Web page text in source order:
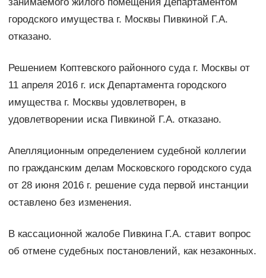
городского имущества г. Москвы Пивкиной Г.А.
отказано.
Решением Коптевского районного суда г. Москвы от
11 апреля 2016 г. иск Департамента городского
имущества г. Москвы удовлетворен, в
удовлетворении иска Пивкиной Г.А. отказано.
Апелляционным определением судебной коллегии
по гражданским делам Московского городского суда
от 28 июня 2016 г. решение суда первой инстанции
оставлено без изменения.
В кассационной жалобе Пивкина Г.А. ставит вопрос
об отмене судебных постановлений, как незаконных.